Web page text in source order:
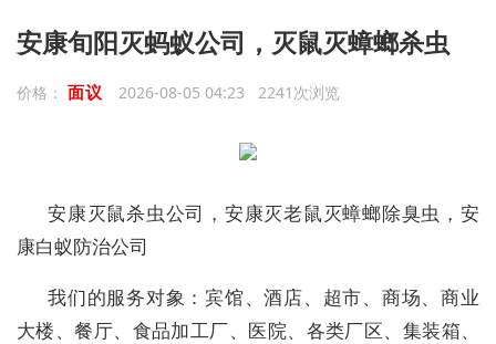
安康旬阳灭蚂蚁公司，灭鼠灭蟑螂杀虫
价格： 面议 2026-08-05 04:23 2241次浏览
安康灭鼠杀虫公司，安康灭老鼠灭蟑螂除臭虫，安
康白蚁防治公司
我们的服务对象：宾馆、酒店、超市、商场、商业
大楼、餐厅、食品加工厂、医院、各类厂区、集装箱、